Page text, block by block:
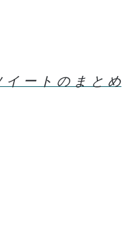
イートのまとめ